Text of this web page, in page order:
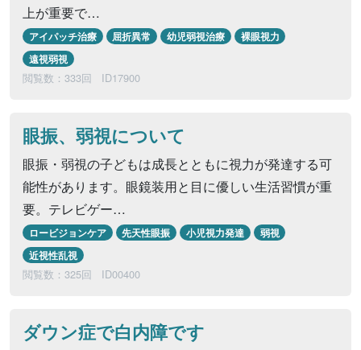
上が重要で…
アイパッチ治療 屈折異常 幼児弱視治療
裸眼視力
遠視弱視
閲覧数：333回 ID17900
眼振、弱視について
眼振・弱視の子どもは成長とともに視力が発達する可
能性があります。眼鏡装用と目に優しい生活習慣が重
要。テレビゲー…
ロービジョンケア 先天性眼振 小児視力発達
弱視
近視性乱視
閲覧数：325回 ID00400
ダウン症で白内障です